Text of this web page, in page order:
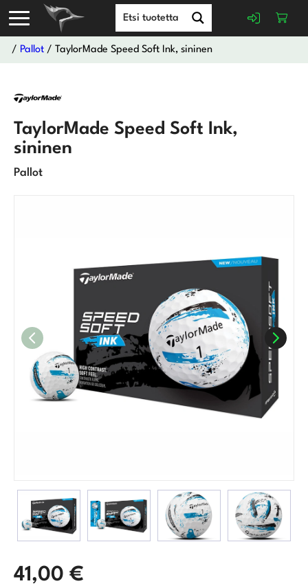
/ Pallot / TaylorMade Speed Soft Ink, sininen
TaylorMade Speed Soft Ink,
sininen
Pallot
41,00 €